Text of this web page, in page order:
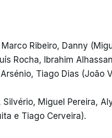
Ribeiro, Danny
Rocha, Ibrahim
Tiago Dias (João
Silvério, Miguel Pereira,
e Tiago Cerveira).